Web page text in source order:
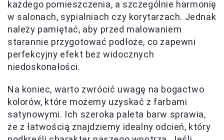
każdego pomieszczenia, a szczególnie harmonię
w salonach, sypialniach czy korytarzach. Jednak
należy pamiętać, aby przed malowaniem
starannie przygotować podłoże, co zapewni
perfekcyjny efekt bez widocznych
niedoskonałości.
Na koniec, warto zwrócić uwagę na bogactwo
kolorów, które możemy uzyskać z farbami
satynowymi. Ich szeroka paleta barw sprawia,
że z łatwością znajdziemy idealny odcień, który